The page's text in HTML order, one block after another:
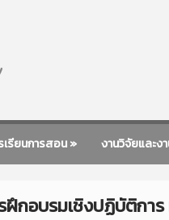
รียนการสอน» งานวิจัยและง
อบรมเชิงปฏิบัติการ